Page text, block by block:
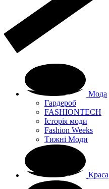
Мода
Гардероб
FASHIONTECH
Історія моди
Fashion Weeks
Тижні Моди
Краса